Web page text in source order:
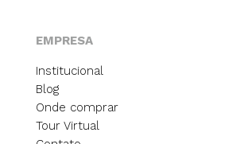
EMPRESA
Institucional
Blog
Onde comprar
Tour Virtual